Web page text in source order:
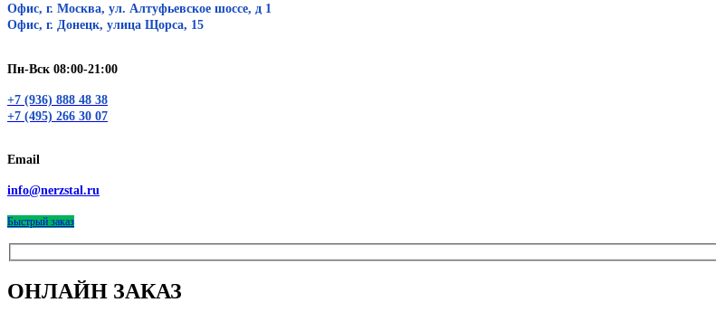
Офис, г. Москва, ул. Алтуфьевское шоссе, д 1
Офис, г. Донецк, улица Щорса, 15
Пн-Вск 08:00-21:00
+7 (936) 888 48 38
+7 (495) 266 30 07
Email
info@nerzstal.ru
Быстрый заказ
ОНЛАЙН ЗАКАЗ